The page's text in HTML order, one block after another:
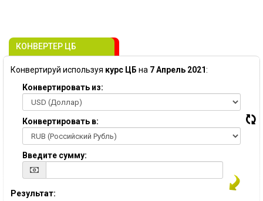
КОНВЕРТЕР ЦБ
Конвертируй используя курс ЦБ на 7 Апрель 2021:
Конвертировать из:
Конвертировать в:
Введите сумму:
Результат: